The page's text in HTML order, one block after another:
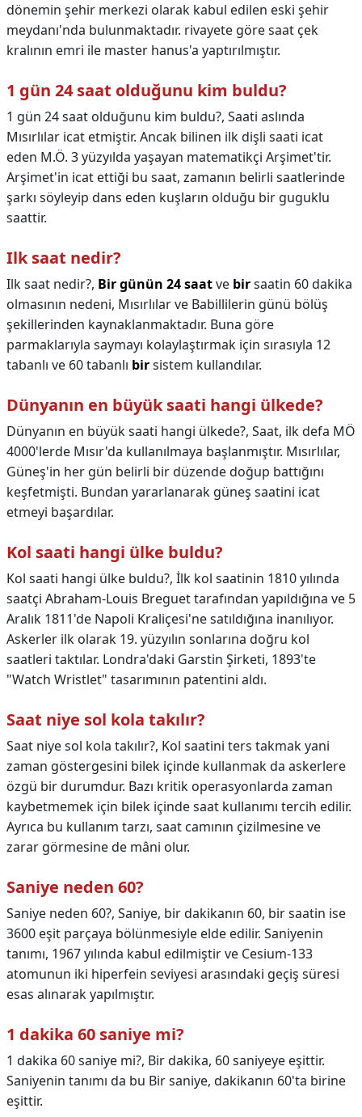
dönemin şehir merkezi olarak kabul edilen eski şehir
meydanı'nda bulunmaktadır. rivayete göre saat çek
kralının emri ile master hanus'a yaptırılmıştır.
1 gün 24 saat olduğunu kim buldu?
1 gün 24 saat olduğunu kim buldu?, Saati aslında
Mısırlılar icat etmiştir. Ancak bilinen ilk dişli saati icat
eden M.Ö. 3 yüzyılda yaşayan matematikçi Arşimet'tir.
Arşimet'in icat ettiği bu saat, zamanın belirli saatlerinde
şarkı söyleyip dans eden kuşların olduğu bir guguklu
saattir.
Ilk saat nedir?
Ilk saat nedir?, Bir günün 24 saatve birsaatin 60 dakika
olmasının nedeni, Mısırlılar ve Babillilerin günü bölüş
şekillerinden kaynaklanmaktadır. Buna göre
parmaklarıyla saymayı kolaylaştırmak için sırasıyla 12
tabanlı ve 60 tabanlı birsistem kullandılar.
Dünyanın en büyük saati hangi ülkede?
Dünyanın en büyük saati hangi ülkede?, Saat, ilk defa MÖ
4000'lerde Mısır'da kullanılmaya başlanmıştır. Mısırlılar,
Güneş'in her gün belirli bir düzende doğup battığını
keşfetmişti. Bundan yararlanarak güneş saatini icat
etmeyi başardılar.
Kol saati hangi ülke buldu?
Kol saati hangi ülke buldu?, İlk kol saatinin 1810 yılında
saatçi Abraham-Louis Breguet tarafından yapıldığına ve 5
Aralık 1811'de Napoli Kraliçesi'ne satıldığına inanılıyor.
Askerler ilk olarak 19. yüzyılın sonlarına doğru kol
saatleri taktılar. Londra'daki Garstin Şirketi, 1893'te
"Watch Wristlet" tasarımının patentini aldı.
Saat niye sol kola takılır?
Saat niye sol kola takılır?, Kol saatini ters takmak yani
zaman göstergesini bilek içinde kullanmak da askerlere
özgü bir durumdur. Bazı kritik operasyonlarda zaman
kaybetmemek için bilek içinde saat kullanımı tercih edilir.
Ayrıca bu kullanım tarzı, saat camının çizilmesine ve
zarar görmesine de mâni olur.
Saniye neden 60?
Saniye neden 60?, Saniye, bir dakikanın 60, bir saatin ise
3600 eşit parçaya bölünmesiyle elde edilir. Saniyenin
tanımı, 1967 yılında kabul edilmiştir ve Cesium-133
atomunun iki hiperfein seviyesi arasındaki geçiş süresi
esas alınarak yapılmıştır.
1 dakika 60 saniye mi?
1 dakika 60 saniye mi?, Bir dakika, 60 saniyeye eşittir.
Saniyenin tanımı da bu Bir saniye, dakikanın 60'ta birine
eşittir.